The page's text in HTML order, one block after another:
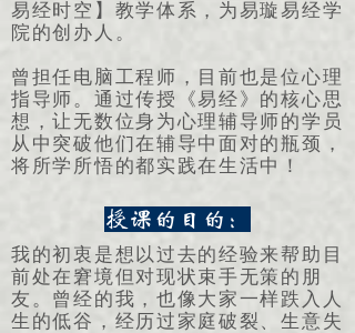
易经时空】教学体系，为易璇易经学
院的创办人。
曾担任电脑工程师，目前也是位心理
指导师。通过传授《易经》的核心思
想，让无数位身为心理辅导师的学员
从中突破他们在辅导中面对的瓶颈，
将所学所悟的都实践在生活中！
我的初衷是想以过去的经验来帮助目
前处在窘境但对现状束手无策的朋
友。曾经的我，也像大家一样跌入人
生的低谷，经历过家庭破裂、生意失
授课的目的：